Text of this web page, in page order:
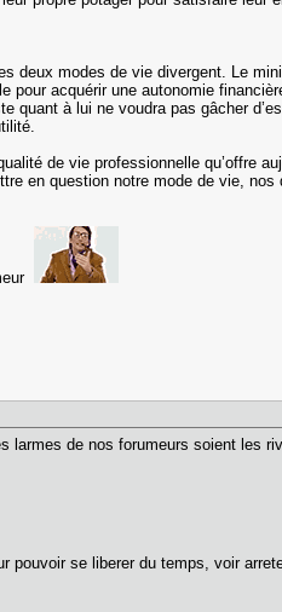
deux modes de vie divergent. Le
acquérir une autonomie
à lui ne voudra pas gâcher
de vie professionnelle qu’offre
en question notre mode de vie,
de nos forumeurs soient les
se liberer du temps, voir